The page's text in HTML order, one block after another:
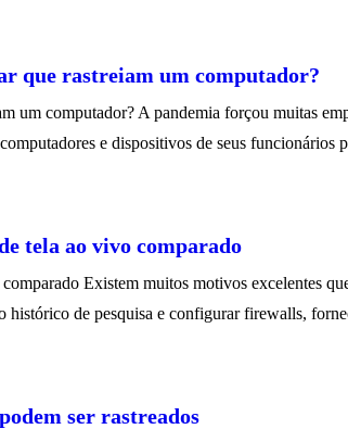
que rastreiam um computador?
um computador? A pandemia forçou muitas
e dispositivos de seus
tela ao vivo comparado
Existem muitos motivos excelentes
histórico de pesquisa e configurar firewalls,
ser rastreados